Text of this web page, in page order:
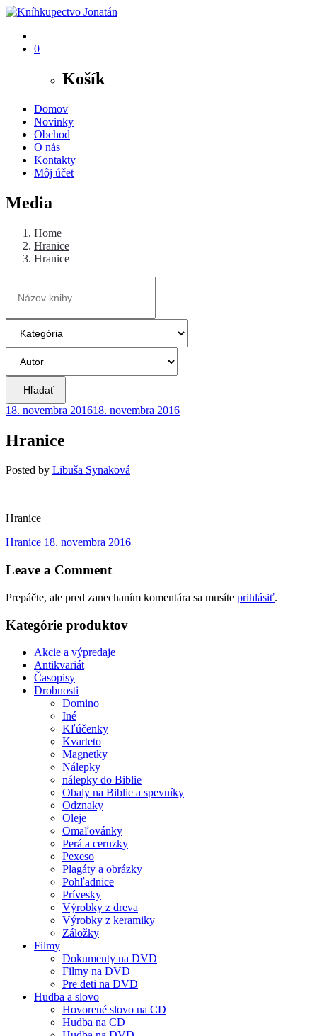
0
Košík
Domov
Novinky
Obchod
O nás
Kontakty
Môj účet
Media
Home
Hranice
Hranice
Hľadať
18. novembra 201618. novembra 2016
Hranice
Posted by Libuša Synaková
Hranice
Navigácia
v
Hranice Previous
18. novembra 2016
Leave a Comment
Prepáčte, ale pred zanechaním komentára sa musíte prihlásiť.
Kategórie produktov
Akcie a výpredaje
Antikvariát
Časopisy
Drobnosti
Domino
Iné
Kľúčenky
Kvarteto
Magnetky
Nálepky
nálepky do Biblie
Obaly na Biblie a spevníky
Odznaky
Oleje
Omaľovánky
Perá a ceruzky
Pexeso
Plagáty a obrázky
Pohľadnice
Prívesky
Výrobky z dreva
Výrobky z keramiky
Záložky
Filmy
Dokumenty na DVD
Filmy na DVD
Pre deti na DVD
Hudba a slovo
Hovorené slovo na CD
Hudba na CD